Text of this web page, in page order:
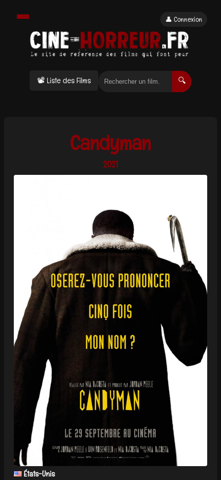
📽 Liste des Films 🔍
👤 Connexion
Candyman
2021
États-Unis